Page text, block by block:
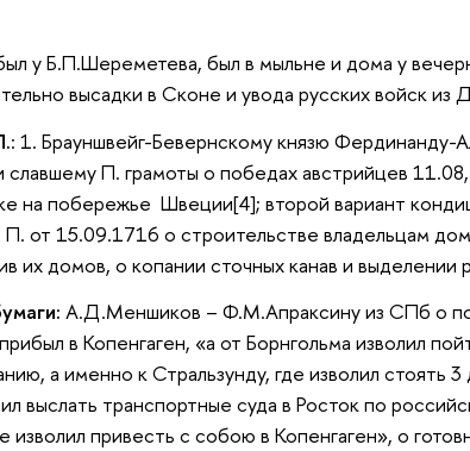
у Б.П.Шереметева, был в мыльне и дома у
высадки в Сконе и увода русских войск из
: 1. Брауншвейг-Бевернскому князю Фердинанду-
славшему П. грамоты о победах австрийцев
на побережье Швеции[4]; второй вариант
П. от 15.09.1716 о строительстве владельцам
их домов, о копании сточных канав и выделении
А.Д.Меншиков – Ф.М.Апраксину из СПб о
в Копенгаген, «а от Борнгольма изволил
а именно к Стральзунду, где изволил стоять
выслать транспортные суда в Росток по
изволил привесть с собою в Копенгаген», о